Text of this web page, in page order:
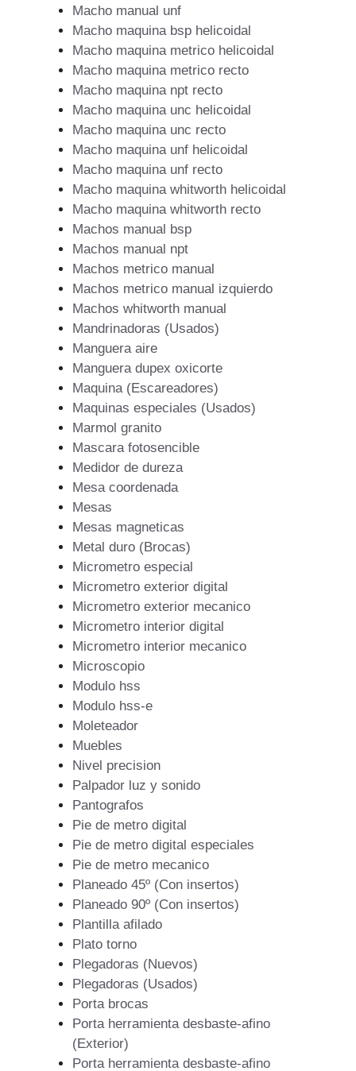
Macho manual unf
Macho maquina bsp helicoidal
Macho maquina metrico helicoidal
Macho maquina metrico recto
Macho maquina npt recto
Macho maquina unc helicoidal
Macho maquina unc recto
Macho maquina unf helicoidal
Macho maquina unf recto
Macho maquina whitworth helicoidal
Macho maquina whitworth recto
Machos manual bsp
Machos manual npt
Machos metrico manual
Machos metrico manual izquierdo
Machos whitworth manual
Mandrinadoras (Usados)
Manguera aire
Manguera dupex oxicorte
Maquina (Escareadores)
Maquinas especiales (Usados)
Marmol granito
Mascara fotosencible
Medidor de dureza
Mesa coordenada
Mesas
Mesas magneticas
Metal duro (Brocas)
Micrometro especial
Micrometro exterior digital
Micrometro exterior mecanico
Micrometro interior digital
Micrometro interior mecanico
Microscopio
Modulo hss
Modulo hss-e
Moleteador
Muebles
Nivel precision
Palpador luz y sonido
Pantografos
Pie de metro digital
Pie de metro digital especiales
Pie de metro mecanico
Planeado 45º (Con insertos)
Planeado 90º (Con insertos)
Plantilla afilado
Plato torno
Plegadoras (Nuevos)
Plegadoras (Usados)
Porta brocas
Porta herramienta desbaste-afino
(Exterior)
Porta herramienta desbaste-afino